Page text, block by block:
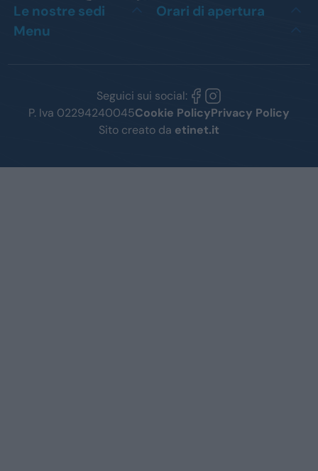
Le nostre sedi
Orari di apertura
Menu
Seguici sui social:
P. Iva 02294240045Cookie PolicyPrivacy Policy
Sito creato da etinet.it